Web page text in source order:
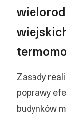
Zasady
poprawy
budynków